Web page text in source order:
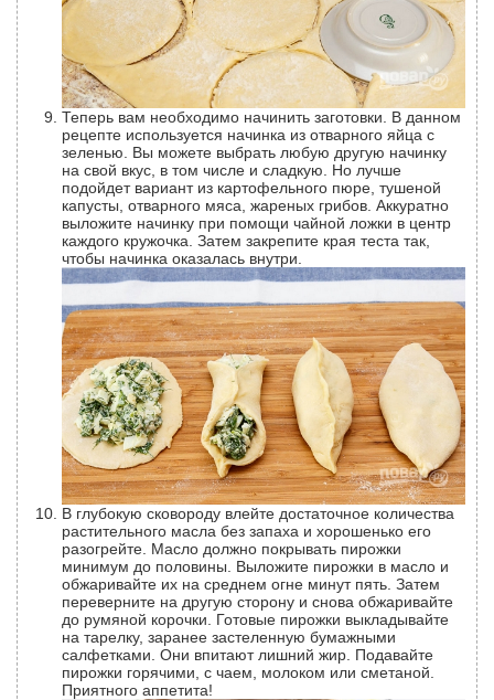
Теперь вам необходимо начинить заготовки. В данном
рецепте используется начинка из отварного яйца с
зеленью. Вы можете выбрать любую другую начинку
на свой вкус, в том числе и сладкую. Но лучше
подойдет вариант из картофельного пюре, тушеной
капусты, отварного мяса, жареных грибов. Аккуратно
выложите начинку при помощи чайной ложки в центр
каждого кружочка. Затем закрепите края теста так,
чтобы начинка оказалась внутри.
В глубокую сковороду влейте достаточное количества
растительного масла без запаха и хорошенько его
разогрейте. Масло должно покрывать пирожки
минимум до половины. Выложите пирожки в масло и
обжаривайте их на среднем огне минут пять. Затем
переверните на другую сторону и снова обжаривайте
до румяной корочки. Готовые пирожки выкладывайте
на тарелку, заранее застеленную бумажными
салфетками. Они впитают лишний жир. Подавайте
пирожки горячими, с чаем, молоком или сметаной.
Приятного аппетита!